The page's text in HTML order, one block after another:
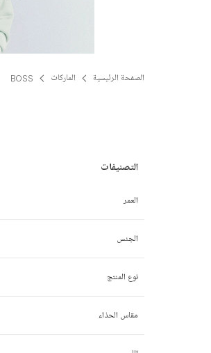
الصفحة الرئيسية الماركات BOSS
العمر
الأطفال الخدج
0 شهر
3 أشهر
الجنس
ولـد
بنت
نوع المنتج
أحذية
مقاس الحذاء